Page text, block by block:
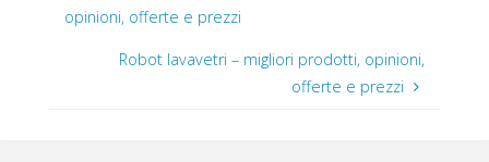
opinioni, offerte e prezzi
Robot lavavetri – migliori prodotti, opinioni,
offerte e prezzi